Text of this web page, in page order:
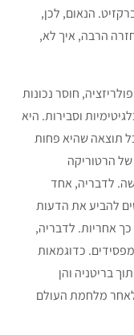
הנאום, לכן,
הרבה, איך לא,
חוסר נכונות
וסבירות. היא
תוצאה שהיא פחות
הרטוריקה
לדבריה, אחד
להביע את הדעות
אחריות. לדבריה,
כדוגמאות
בריטניה והן
לאחר מלחמת העולם